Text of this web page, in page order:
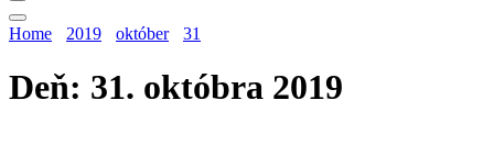
Home 2019 október 31
Deň: 31. októbra 2019